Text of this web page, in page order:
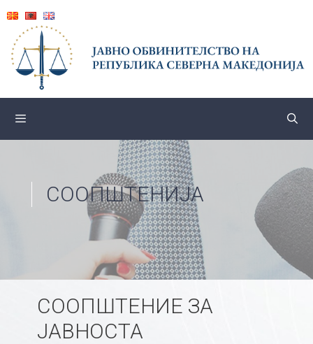
content
СООПШТЕНИЈА
СООПШТЕНИЕ ЗА
ЈАВНОСТА